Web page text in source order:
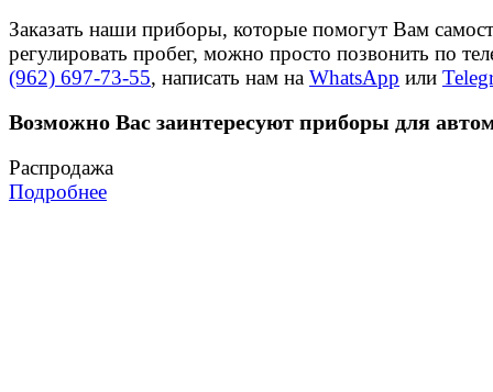
Заказать наши приборы, которые помогут Вам
регулировать пробег, можно просто позвонить по
(962) 697-73-55, написать нам на WhatsApp или
Возможно Вас заинтересуют приборы для
Распродажа
Подробнее